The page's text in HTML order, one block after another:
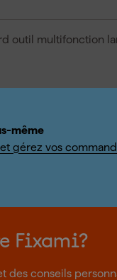
outil multifonction
même
gérez vos
Fixami?
des conseils